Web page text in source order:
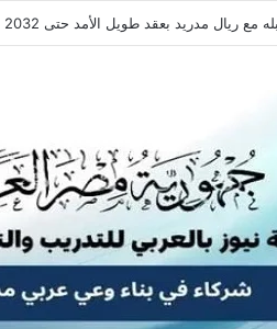
هيثم حسن.. واللاعب يُرحب